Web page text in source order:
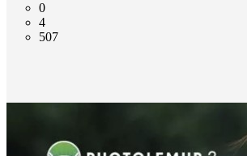
0
4
507